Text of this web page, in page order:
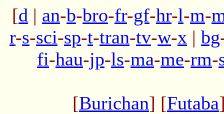
[d | an-b-bro-fr-gf-hr-l-m-
r-s-sci-sp-t-tran-tv-w-x | bg
fi-hau-jp-ls-ma-me-rm-
[Burichan] [Futaba